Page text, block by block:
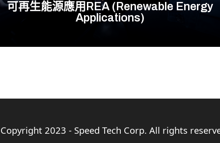
可再生能源應用REA (Renewable Energy
Applications)
2023 - Speed Tech Corp. All rights